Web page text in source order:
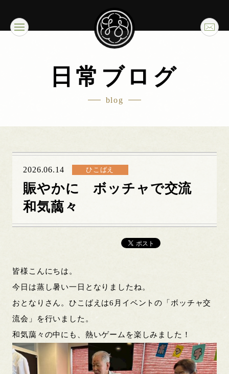
日常ブログ
blog
2026.06.14 ひこばえ
賑やかに ボッチャで交流
和気藹々
皆様こんにちは。
今日は蒸し暑い一日となりましたね。
おとなりさん。ひこばえは6月イベントの「ボッチャ交
流会」を行いました。
和気藹々の中にも、熱いゲームを楽しみました！